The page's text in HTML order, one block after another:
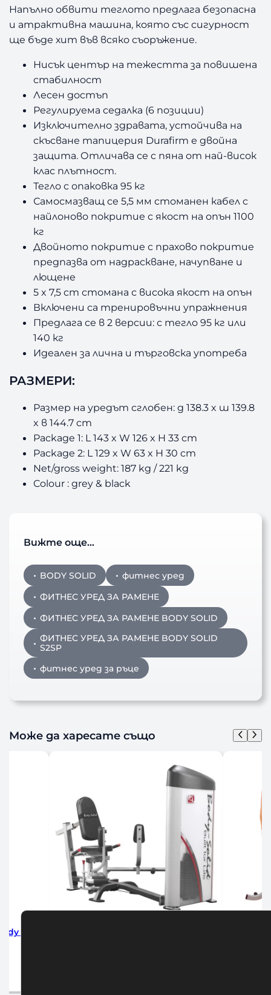
S
P
Напълно обвити теглото предлага безопасна
и атрактивна машина, която със сигурност
ще бъде хит във всяко съоръжение.
Нисък център на тежестта за повишена
стабилност
Лесен достъп
Регулируема седалка (6 позиции)
Изключително здравата, устойчива на
скъсване тапицерия Durafirm е двойна
защита. Отличава се с пяна от най-висок
клас плътност.
Тегло с опаковка 95 кг
Самосмазващ се 5,5 мм стоманен кабел с
найлоново покритие с якост на опън 1100
кг
Двойното покритие с прахово покритие
предпазва от надраскване, начупване и
лющене
5 x 7,5 cm стомана с висока якост на опън
Включени са тренировъчни упражнения
Предлага се в 2 версии: с тегло 95 кг или
140 кг
Идеален за лична и търговска употреба
РАЗМЕРИ:
Размер на уредът сглобен: д 138.3 x ш 139.8
x в 144.7 cm
Package 1: L 143 x W 126 x H 33 cm
Package 2: L 129 x W 63 x H 30 cm
Net/gross weight: 187 kg / 221 kg
Colour : grey & black
Вижте още…
BODY SOLID
фитнес уред
ФИТНЕС УРЕД ЗА РАМЕНЕ
ФИТНЕС УРЕД ЗА РАМЕНЕ BODY SOLID
ФИТНЕС УРЕД ЗА РАМЕНЕ BODY SOLID
S2SP
фитнес уред за ръце
Може да харесате също